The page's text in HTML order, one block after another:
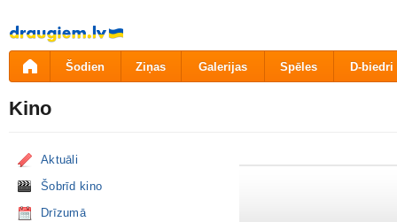
Pāriet
uz
saturu
Šodien Ziņas Galerijas Spēles D-biedri
Kino
Aktuāli
Šobrīd kino
Drīzumā